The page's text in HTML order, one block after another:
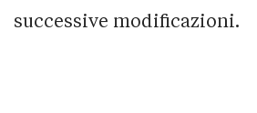
successive modificazioni.